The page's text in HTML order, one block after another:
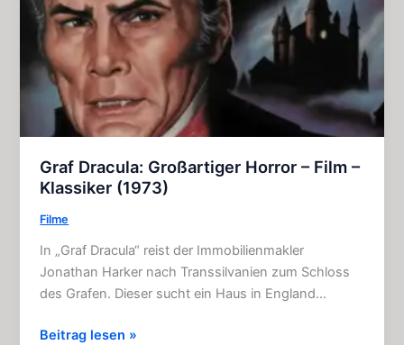
Graf Dracula: Großartiger Horror – Film –
Klassiker (1973)
Filme
In „Graf Dracula“ reist der Immobilienmakler
Jonathan Harker nach Transsilvanien zum Schloss
des Grafen. Dieser sucht ein Haus in England…
Graf
Beitrag lesen »